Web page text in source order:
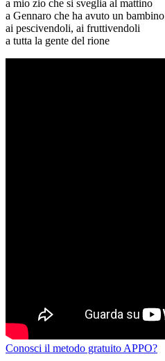
a mio zio che si sveglia al mattino
a Gennaro che ha avuto un bambino
ai pescivendoli, ai fruttivendoli
a tutta la gente del rione
Conosci il metodo gratuito APPO?